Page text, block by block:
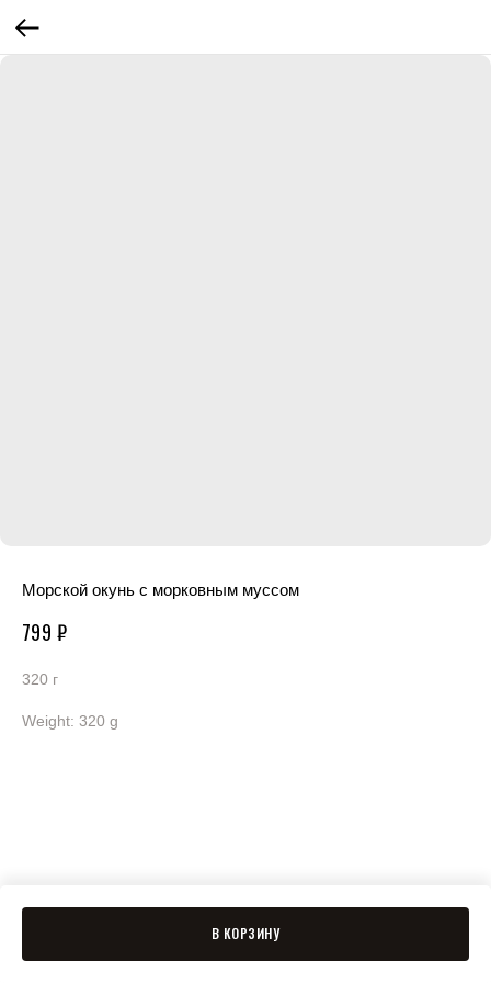
Морской окунь с морковным муссом
799 ₽
В КОРЗИНУ
320 г
Weight: 320 g